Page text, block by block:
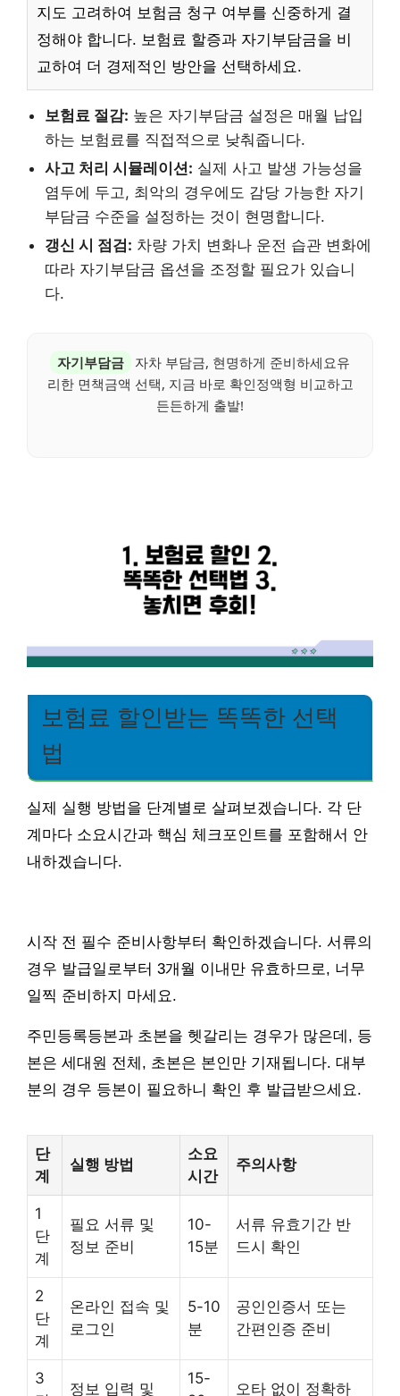
지도 고려하여 보험금 청구 여부를 신중하게 결
정해야 합니다. 보험료 할증과 자기부담금을 비
교하여 더 경제적인 방안을 선택하세요.
보험료 절감: 높은 자기부담금 설정은 매월 납입
하는 보험료를 직접적으로 낮춰줍니다.
사고 처리 시뮬레이션: 실제 사고 발생 가능성을
염두에 두고, 최악의 경우에도 감당 가능한 자기
부담금 수준을 설정하는 것이 현명합니다.
갱신 시 점검: 차량 가치 변화나 운전 습관 변화에
따라 자기부담금 옵션을 조정할 필요가 있습니
다.
자기부담금
자차 부담금, 현명하게 준비하세요유
리한 면책금액 선택, 지금 바로 확인정액형 비교하고
든든하게 출발!
보험료 할인받는 똑똑한 선택
법
실제 실행 방법을 단계별로 살펴보겠습니다. 각 단
계마다 소요시간과 핵심 체크포인트를 포함해서 안
내하겠습니다.
시작 전 필수 준비사항부터 확인하겠습니다. 서류의
경우 발급일로부터 3개월 이내만 유효하므로, 너무
일찍 준비하지 마세요.
주민등록등본과 초본을 헷갈리는 경우가 많은데, 등
본은 세대원 전체, 초본은 본인만 기재됩니다. 대부
분의 경우 등본이 필요하니 확인 후 발급받으세요.
단
계
실행 방법
소요
시간
주의사항
1
단
계
필요 서류 및
정보 준비
10-
15분
서류 유효기간 반
드시 확인
2
단
계
온라인 접속 및
로그인
5-10
분
공인인증서 또는
간편인증 준비
3
정보 입력 및
15-
오타 없이 정확하